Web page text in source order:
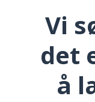
Vi
det
å